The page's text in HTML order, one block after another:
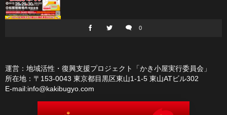
0
運営：地域活性・復興支援プロジェクト「かき小屋実行委員会」
所在地：〒153-0043 東京都目黒区東山1-1-5 東山ATビル302
E-mail:info@kakibugyo.com